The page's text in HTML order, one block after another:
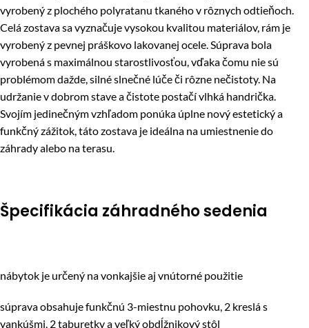
vyrobený z plochého polyratanu tkaného v rôznych odtieňoch.
Celá zostava sa vyznačuje vysokou kvalitou materiálov, rám je
vyrobený z pevnej práškovo lakovanej ocele. Súprava bola
vyrobená s maximálnou starostlivosťou, vďaka čomu nie sú
problémom dažde, silné slnečné lúče či rôzne nečistoty. Na
udržanie v dobrom stave a čistote postačí vlhká handrička.
Svojím jedinečným vzhľadom ponúka úplne nový estetický a
funkčný zážitok, táto zostava je ideálna na umiestnenie do
záhrady alebo na terasu.
Špecifikácia záhradného sedenia
nábytok je určený na vonkajšie aj vnútorné použitie
súprava obsahuje funkčnú 3-miestnu pohovku, 2 kreslá s
vankúšmi, 2 taburetky a veľký obdĺžnikový stôl